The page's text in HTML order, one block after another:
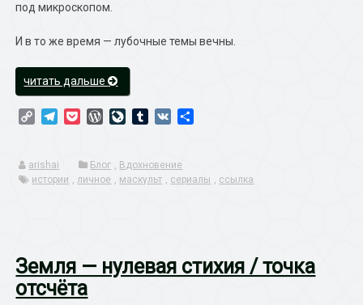
под микроскопом.
И в то же время — лубочные темы вечны.
читать дальше«Эволюция
в
реальном
Copy TelegramPocketWordPress
LiveJournal
Tumblr
VK
arishai Блог , Вдохновение
истории ,личное , маскульт , сериалы , ссылка
Земля — нулевая стихия / точка
отсчёта